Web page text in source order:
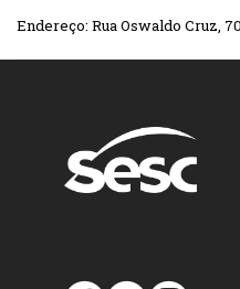
Endereço: Rua Oswaldo Cruz,